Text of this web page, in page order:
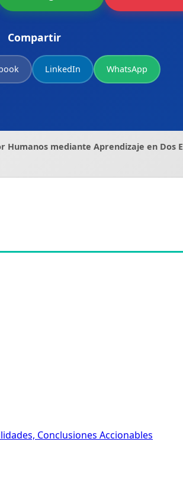
Compartir
LinkedIn WhatsApp
Humanos mediante Aprendizaje en
Conclusiones Accionables